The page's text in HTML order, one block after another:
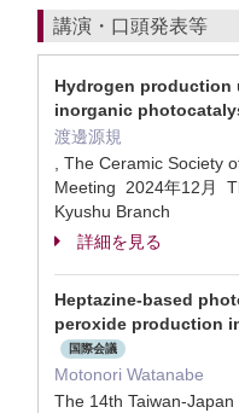
講演・口頭発表等
Hydrogen
inorganic
渡邊源規
, The Ceramic Society
Meeting 2024年12月
Kyushu Branch
詳細を見る
Heptazine-based
peroxide production
国際会議
Motonori Watanabe
The 14th Taiwan-